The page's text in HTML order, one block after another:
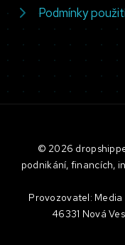
Podmínky
© 2026
podnikání, financích,
Provozovatel: Media
46331 Nová